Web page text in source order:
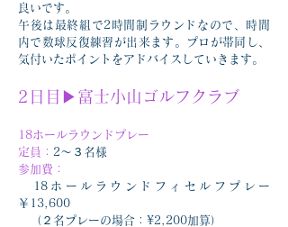
良いです。
午後は最終組で2時間制ラウンドなので、時間
内で数球反復練習が出来ます。プロが帯同し、
気付いたポイントをアドバイスしていきます。
2日目▶︎富士小山ゴルフクラブ
18ホールラウンドプレー
定員： 2〜３名様
参加費：
18ホールラウンドフィセルフプレー
￥13,600
（２名プレーの場合：¥2,200加算）